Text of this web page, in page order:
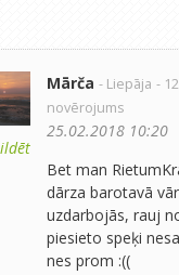
Mārča - Liepāja -
novērojums
25.02.2018 10:20
Bet man
dārza barotavā
uzdarbojās, rauj
piesieto speķi
nes prom :((